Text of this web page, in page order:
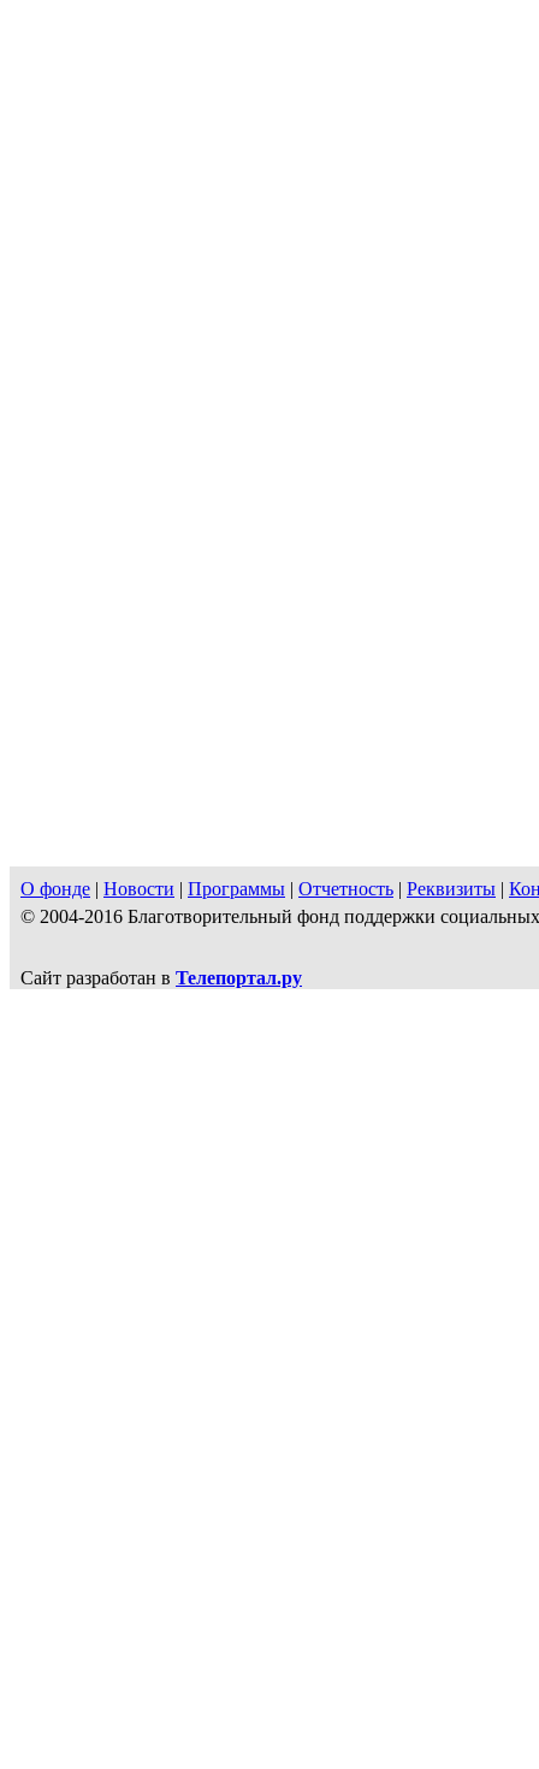
О фонде | Новости | Программы | Отчетность | Реквизиты |
© 2004-2016 Благотворительный фонд поддержки
Сайт разработан в Телепортал.ру